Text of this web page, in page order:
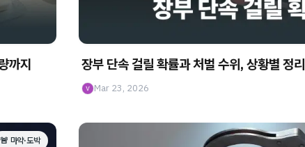
까지 장부 단속 걸릴 확률과 처벌 수위, 상황별 정리
Mar 23, 2026
🚨 마약·도박